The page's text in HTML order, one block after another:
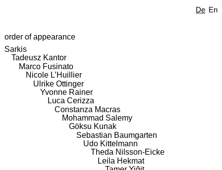
De En
order of appearance
Sarkis
Tadeusz Kantor
Marco Fusinato
Nicole L’Huillier
Ulrike Ottinger
Yvonne Rainer
Luca Cerizza
Constanza Macras
Mohammad Salemy
Göksu Kunak
Sebastian Baumgarten
Udo Kittelmann
Theda Nilsson-Eicke
Leila Hekmat